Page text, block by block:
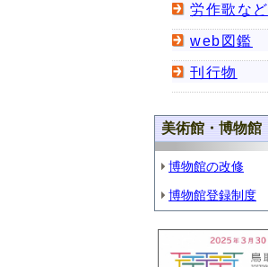
労作歌など
web図鑑
刊行物
美術館・博物館
博物館の改修
博物館登録制度